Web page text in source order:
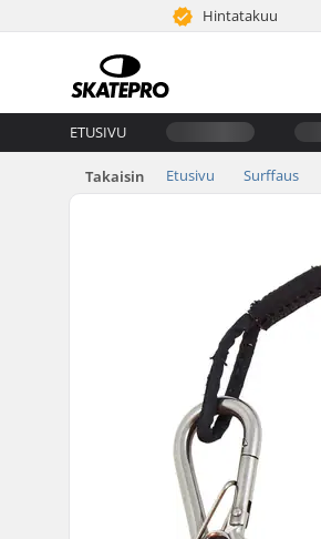
Hintatakuu
ETUSIVU
Takaisin Etusivu Surffaus